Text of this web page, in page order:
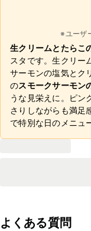
※ユーザ
生クリームとたらこ
スタです。生クリー
サーモンの塩気とク
のスモークサーモン
うな見栄えに。ピン
さりしながらも満足
で特別な日のメニュ
よくある質問